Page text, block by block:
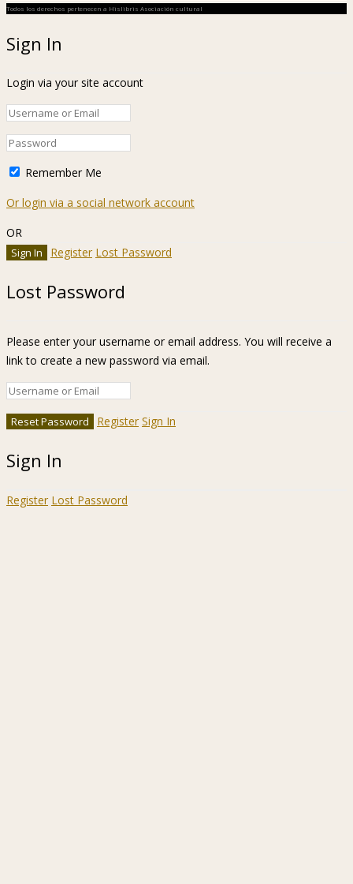
Todos los derechos pertenecen a Hislibris Asociación cultural
Sign In
Login via your site account
Remember Me
Or login via a social network account
OR
Register Lost Password
Lost Password
Please enter your username or email address. You will receive a
link to create a new password via email.
Register Sign In
Sign In
Register Lost Password